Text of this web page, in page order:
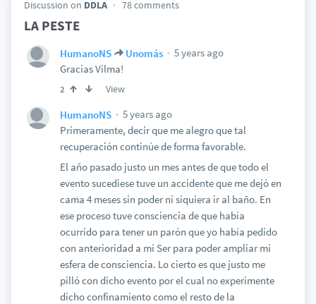
Discussion on DDLA 78 comments
LA PESTE
HumanoNS Unomás
5 years ago
Gracias Vilma!
2 View
HumanoNS
5 years ago
Primeramente, decir que me alegro que tal
recuperación continúe de forma favorable.
El año pasado justo un mes antes de que todo el
evento sucediese tuve un accidente que me dejó en
cama 4 meses sin poder ni siquiera ir al baño. En
ese proceso tuve consciencia de que había
ocurrido para tener un parón que yo había pedido
con anterioridad a mí Ser para poder ampliar mi
esfera de consciencia. Lo cierto es que justo me
pilló con dicho evento por el cual no experimente
dicho confinamiento como el resto de la